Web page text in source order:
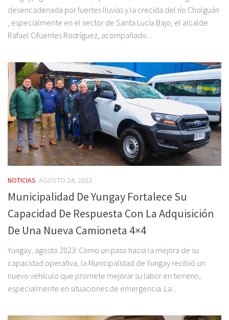
desencadenada por fuertes lluvias y la crecida del río Cholguán
, especialmente en el sector de Santa Lucía Bajo, el alcalde
Rafael Cifuentes Rodríguez, acompañado...
NOTICIAS AGOSTO 24, 2023
Municipalidad De Yungay Fortalece Su
Capacidad De Respuesta Con La Adquisición
De Una Nueva Camioneta 4×4
Yungay, agosto 2023: Como un paso hacia la mejora de su
capacidad operativa, la Municipalidad de Yungay recibió un
nuevo vehículo que promete mejorar su labor en terreno,
especialmente en situaciones de emergencia. La...